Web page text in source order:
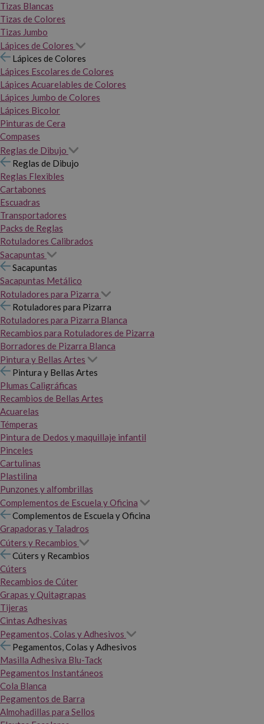
Tizas Blancas
Tizas de Colores
Tizas Jumbo
Lápices de Colores
Lápices de Colores
Lápices Escolares de Colores
Lápices Acuarelables de Colores
Lápices Jumbo de Colores
Lápices Bicolor
Pinturas de Cera
Compases
Reglas de Dibujo
Reglas de Dibujo
Reglas Flexibles
Cartabones
Escuadras
Transportadores
Packs de Reglas
Rotuladores Calibrados
Sacapuntas
Sacapuntas
Sacapuntas Metálico
Rotuladores para Pizarra
Rotuladores para Pizarra
Rotuladores para Pizarra Blanca
Recambios para Rotuladores de Pizarra
Borradores de Pizarra Blanca
Pintura y Bellas Artes
Pintura y Bellas Artes
Plumas Caligráficas
Recambios de Bellas Artes
Acuarelas
Témperas
Pintura de Dedos y maquillaje infantil
Pinceles
Cartulinas
Plastilina
Punzones y alfombrillas
Complementos de Escuela y Oficina
Complementos de Escuela y Oficina
Grapadoras y Taladros
Cúters y Recambios
Cúters y Recambios
Cúters
Recambios de Cúter
Grapas y Quitagrapas
Tijeras
Cintas Adhesivas
Pegamentos, Colas y Adhesivos
Pegamentos, Colas y Adhesivos
Masilla Adhesiva Blu-Tack
Pegamentos Instantáneos
Cola Blanca
Pegamentos de Barra
Almohadillas para Sellos